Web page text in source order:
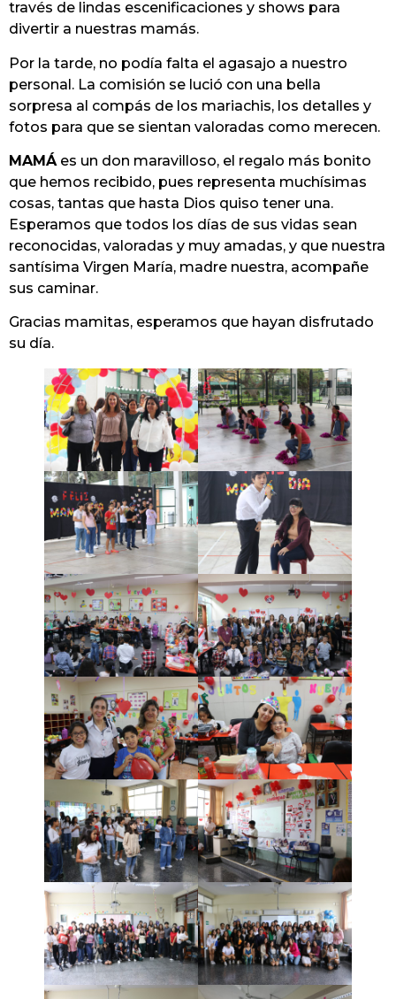
través de lindas escenificaciones y shows para
divertir a nuestras mamás.
Por la tarde, no podía falta el agasajo a nuestro
personal. La comisión se lució con una bella
sorpresa al compás de los mariachis, los detalles y
fotos para que se sientan valoradas como merecen.
MAMÁes un don maravilloso, el regalo más bonito
que hemos recibido, pues representa muchísimas
cosas, tantas que hasta Dios quiso tener una.
Esperamos que todos los días de sus vidas sean
reconocidas, valoradas y muy amadas, y que nuestra
santísima Virgen María, madre nuestra, acompañe
sus caminar.
Gracias mamitas, esperamos que hayan disfrutado
su día.